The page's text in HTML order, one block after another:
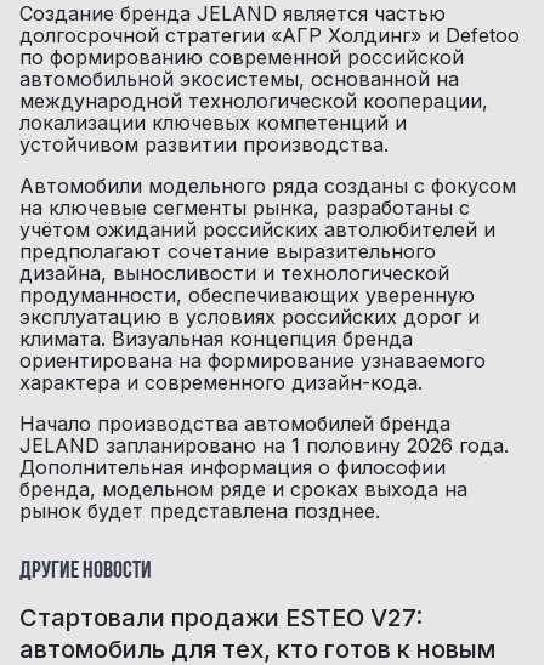
Создание бренда JELAND является частью
долгосрочной стратегии «АГР Холдинг» и Defetoo
по формированию современной российской
автомобильной экосистемы, основанной на
международной технологической кооперации,
локализации ключевых компетенций и
устойчивом развитии производства.
Автомобили модельного ряда созданы с фокусом
на ключевые сегменты рынка, разработаны с
учётом ожиданий российских автолюбителей и
предполагают сочетание выразительного
дизайна, выносливости и технологической
продуманности, обеспечивающих уверенную
эксплуатацию в условиях российских дорог и
климата. Визуальная концепция бренда
ориентирована на формирование узнаваемого
характера и современного дизайн-кода.
Начало производства автомобилей бренда
JELAND запланировано на 1 половину 2026 года.
Дополнительная информация о философии
бренда, модельном ряде и сроках выхода на
рынок будет представлена позднее.
Другие новости
Стартовали продажи ESTEO V27:
автомобиль для тех, кто готов к новым